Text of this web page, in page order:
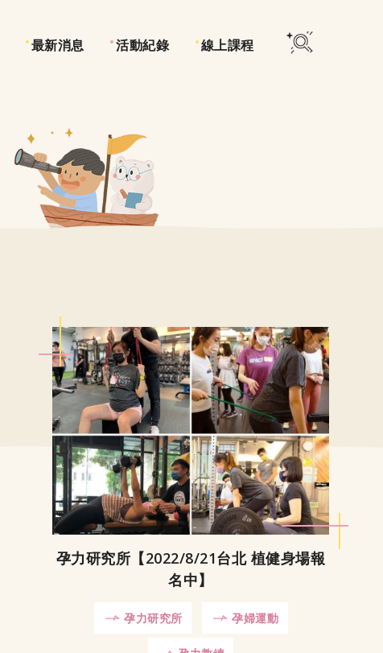
最新消息 活動紀錄 線上課程
孕力研究所【2022/8/21台北 植健身場報
名中】
孕力研究所 孕婦運動